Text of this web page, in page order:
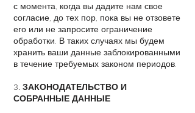
с момента, когда вы дадите нам свое
согласие, до тех пор, пока вы не отзовете
его или не запросите ограничение
обработки. В таких случаях мы будем
хранить ваши данные заблокированными
в течение требуемых законом периодов.
3. ЗАКОНОДАТЕЛЬСТВО И
СОБРАННЫЕ ДАННЫЕ